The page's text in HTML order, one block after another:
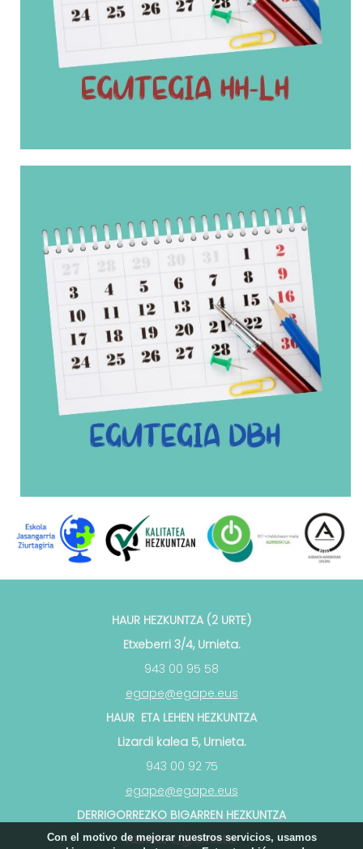
HAUR HEZKUNTZA (2 URTE)
Etxeberri 3/4, Urnieta.
943 00 95 58
egape@egape.eus
HAUR ETA LEHEN HEZKUNTZA
Lizardi kalea 5, Urnieta.
943 00 92 75
egape@egape.eus
DERRIGORREZKO BIGARREN HEZKUNTZA
Azkorte z/g, Urnieta.
Con el motivo de mejorar nuestros servicios, usamos